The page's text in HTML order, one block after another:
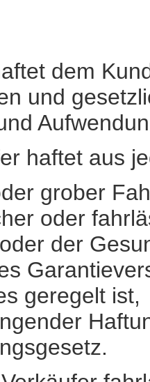
dem
und
haftet aus
grober
oder
der
geregelt ist,